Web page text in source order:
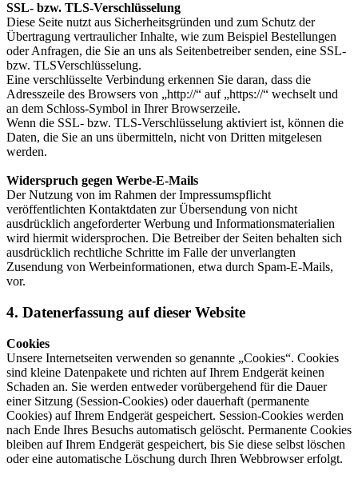
SSL- bzw. TLS-Verschlüsselung
Diese Seite nutzt aus Sicherheitsgründen und zum Schutz der
Übertragung vertraulicher Inhalte, wie zum Beispiel Bestellungen
oder Anfragen, die Sie an uns als Seitenbetreiber senden, eine SSL-
bzw. TLSVerschlüsselung.
Eine verschlüsselte Verbindung erkennen Sie daran, dass die
Adresszeile des Browsers von „http://“ auf „https://“ wechselt und
an dem Schloss-Symbol in Ihrer Browserzeile.
Wenn die SSL- bzw. TLS-Verschlüsselung aktiviert ist, können die
Daten, die Sie an uns übermitteln, nicht von Dritten mitgelesen
werden.
Widerspruch gegen Werbe-E-Mails
Der Nutzung von im Rahmen der Impressumspflicht
veröffentlichten Kontaktdaten zur Übersendung von nicht
ausdrücklich angeforderter Werbung und Informationsmaterialien
wird hiermit widersprochen. Die Betreiber der Seiten behalten sich
ausdrücklich rechtliche Schritte im Falle der unverlangten
Zusendung von Werbeinformationen, etwa durch Spam-E-Mails,
vor.
4. Datenerfassung auf dieser Website
Cookies
Unsere Internetseiten verwenden so genannte „Cookies“. Cookies
sind kleine Datenpakete und richten auf Ihrem Endgerät keinen
Schaden an. Sie werden entweder vorübergehend für die Dauer
einer Sitzung (Session-Cookies) oder dauerhaft (permanente
Cookies) auf Ihrem Endgerät gespeichert. Session-Cookies werden
nach Ende Ihres Besuchs automatisch gelöscht. Permanente Cookies
bleiben auf Ihrem Endgerät gespeichert, bis Sie diese selbst löschen
oder eine automatische Löschung durch Ihren Webbrowser erfolgt.